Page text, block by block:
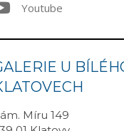
Youtube
U
Míru 149